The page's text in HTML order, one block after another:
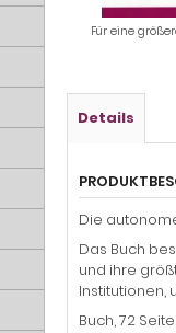
Für eine
Details
Die
Das Buch
und ihre
Institutionen,
Buch, 72